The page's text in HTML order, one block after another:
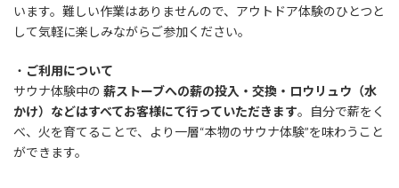
います。難しい作業はありませんので、アウトドア体験のひとつと
して気軽に楽しみながらご参加ください。
・ ご利用について
サウナ体験中の 薪ストーブへの薪の投入・交換・ロウリュウ（水
かけ）などはすべてお客様にて行っていただきます。自分で薪をく
べ、火を育てることで、より一層“本物のサウナ体験”を味わうこと
ができます。